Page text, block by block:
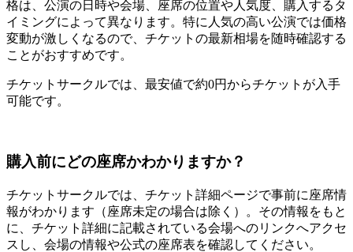
格は、公演の日時や会場、座席の位置や人気度、購入するタ
イミングによって異なります。特に人気の高い公演では価格
変動が激しくなるので、チケットの最新相場を随時確認する
ことがおすすめです。
チケットサークルでは、最安値で約0円からチケットが入手
可能です。
購入前にどの座席かわかりますか？
チケットサークルでは、チケット詳細ページで事前に座席情
報がわかります（座席未定の場合は除く）。その情報をもと
に、チケット詳細に記載されている会場へのリンクへアクセ
スし、会場の情報や公式の座席表を確認してください。